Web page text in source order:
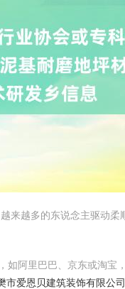
越多的东说念主驱动
阿里巴巴、京东或淘宝
市爱恩贝建筑装饰有限公